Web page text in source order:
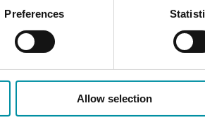
Preferences
Allow selection
uscite 4…20 mA